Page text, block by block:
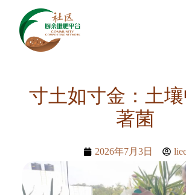
跳
过
寸土如寸金：土
著菌
2026年7月3日